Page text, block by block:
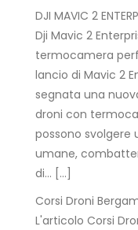
DJI MAVIC 2
Dji Mavic 2
termocamera
lancio di Mavic 2
segnata una
droni con
possono svolgere
umane,
di… […]
Corsi Droni
L'articolo Corsi